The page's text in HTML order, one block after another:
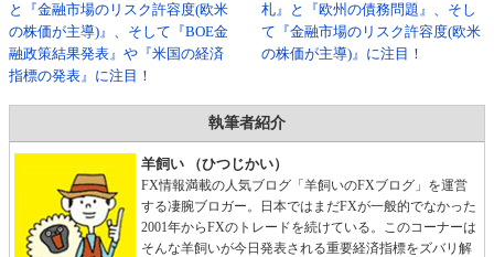
と『金融市場のリスク許容度(欧米
の株価が主導)』、そして『BOE金
融政策結果発表』や『米国の経済
指標の発表』に注目！
札』と『欧州の債務問題』、そし
て『金融市場のリスク許容度(欧米
の株価が主導)』に注目！
執筆者紹介
羊飼い （ひつじかい）
FX情報満載の人気ブログ「羊飼いのFXブログ」を運営
する凄腕ブロガー。日本ではまだFXが一般的でなかった
2001年からFXのトレードを続けている。このコーナーは
そんな羊飼いが今日発表される重要経済指標をズバリ解